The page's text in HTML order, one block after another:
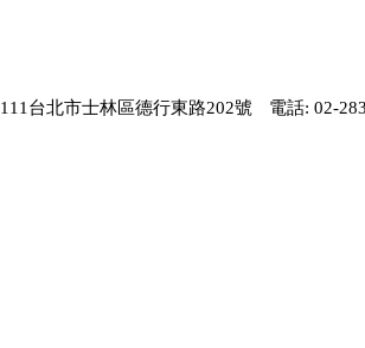
111台北市士林區德行東路202號 電話: 02-